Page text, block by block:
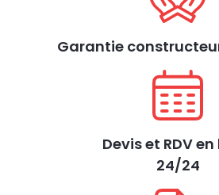
Garantie
Devis et RDV
24/24